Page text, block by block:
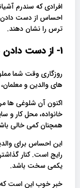
افرادی که سندرم
احساس از دست
ترس را نشان دهند.
1- از دست دادن هدف بر اثر سندرم آشیانه خالی
روزگاری وقت شما
های والدین و
اکنون آن شلوغی ها
خانواده، محل کار و
همچنان کمی خالی
این احساس برای
رایج است. کنار
یکمی سخت باشد.
خبر خوب این است